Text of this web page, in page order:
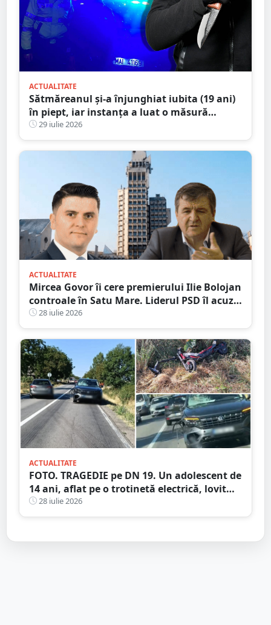
ACTUALITATE
Sătmăreanul și-a înjunghiat iubita (19 ani)
în piept, iar instanța a luat o măsură
radicală
29 iulie 2026
ACTUALITATE
Mircea Govor îi cere premierului Ilie Bolojan
controale în Satu Mare. Liderul PSD îl acuză
pe Adrian Cozma de presiuni politice și cere
verificări ample
28 iulie 2026
ACTUALITATE
FOTO. TRAGEDIE pe DN 19. Un adolescent de
14 ani, aflat pe o trotinetă electrică, lovit
mortal de o mașină
28 iulie 2026